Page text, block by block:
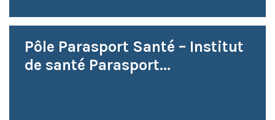
Pôle Parasport Santé – Institut
de santé Parasport...